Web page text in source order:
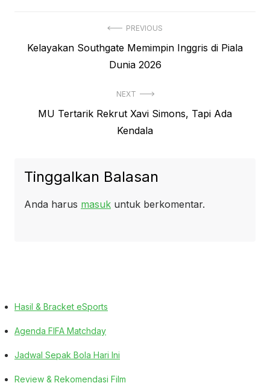
pos
PREVIOUS
Previous
Kelayakan Southgate Memimpin Inggris di Piala
Dunia 2026
NEXT
NextMU Tertarik Rekrut Xavi Simons, Tapi Ada
Kendala
Tinggalkan Balasan
Anda harus masuk untuk berkomentar.
Hasil & Bracket eSports
Agenda FIFA Matchday
Jadwal Sepak Bola Hari Ini
Review & Rekomendasi Film